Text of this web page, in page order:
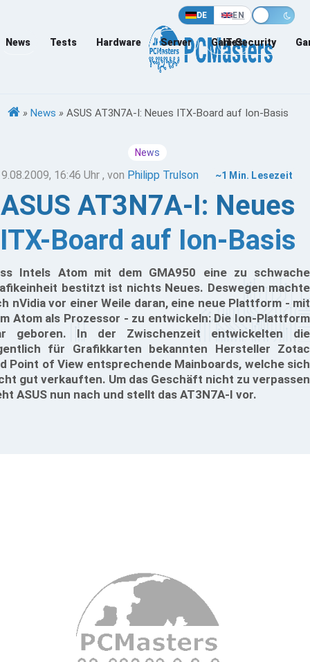
DE EN
News Tests Hardware Server Games
IT-Security
» News » ASUS AT3N7A-I: Neues ITX-Board auf Ion-Basis
News
16:46 Uhr , von Philipp Trulson ~1 Min. Lesezeit
ASUS AT3N7A-I: Neues
ITX-Board auf Ion-Basis
Intels Atom mit dem GMA950 eine zu schwache
bestitzt ist nichts Neues. Deswegen machte
nVidia vor einer Weile daran, eine neue Plattform - mit
Atom als Prozessor - zu entwickeln: Die Ion-Plattform
geboren. In der Zwischenzeit entwickelten die
für Grafikkarten bekannten Hersteller Zotac
Point of View entsprechende Mainboards, welche sich
gut verkauften. Um das Geschäft nicht zu verpassen
ASUS nun nach und stellt das AT3N7A-I vor.